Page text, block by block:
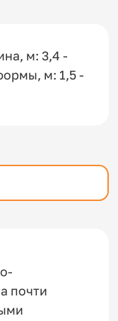
м: 3,4 -
м: 1,5 -
почти